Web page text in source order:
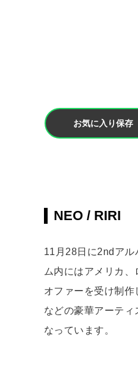
お気に入り保存
NEO / RIRI
11月28日に2ndアル
ム内にはアメリカ
オファーを受け制作
などの豪華アーテ
なっています。